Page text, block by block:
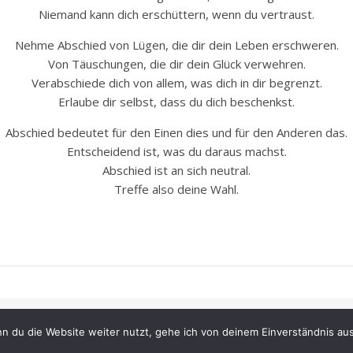
Niemand kann dich erschüttern, wenn du vertraust.
Nehme Abschied von Lügen, die dir dein Leben erschweren.
Von Täuschungen, die dir dein Glück verwehren.
Verabschiede dich von allem, was dich in dir begrenzt.
Erlaube dir selbst, dass du dich beschenkst.
Abschied bedeutet für den Einen dies und für den Anderen das.
Entscheidend ist, was du daraus machst.
Abschied ist an sich neutral.
Treffe also deine Wahl.
Impressum
du die Website weiter nutzt, gehe ich von deinem Einverständnis